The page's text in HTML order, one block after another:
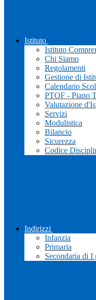
Istituto
Istituto
Chi Siamo
Regolamenti
Gestione di
Calendario
PTOF - Piano
Valutazione
Servizi
Modulistica
Bilancio
Sicurezza
Codice
Indirizzi
Infanzia
Primaria
Secondaria di I